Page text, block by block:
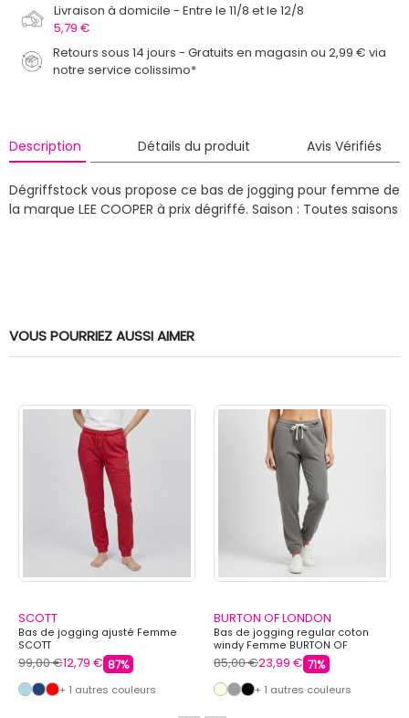
Livraison à domicile
Entre le 11/8 et le 12/8
5,79 €
Retours sous 14 jours - Gratuits en magasin ou 2,99 € via
notre service colissimo*
Description Détails du produit Avis Vérifiés
Dégriffstock vous propose ce bas de jogging pour femme de
la marque LEE COOPER à prix dégriffé. Saison : Toutes saisons
VOUS POURRIEZ AUSSI AIMER
SCOTT
Bas de jogging ajusté Femme
SCOTT
99,00 €12,79 € 87%
+ 1 autres couleurs
BURTON OF LONDON
Bas de jogging regular coton
windy Femme BURTON OF
LONDON
85,00 €23,99 € 71%
+ 1 autres couleurs